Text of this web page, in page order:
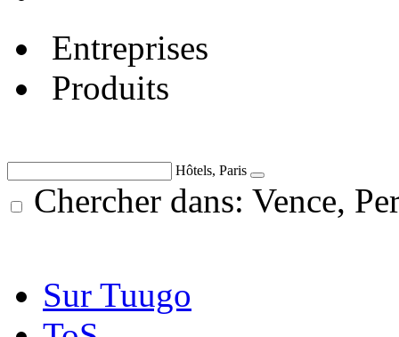
Entreprises
Produits
Hôtels, Paris
Chercher dans: Vence,
Sur Tuugo